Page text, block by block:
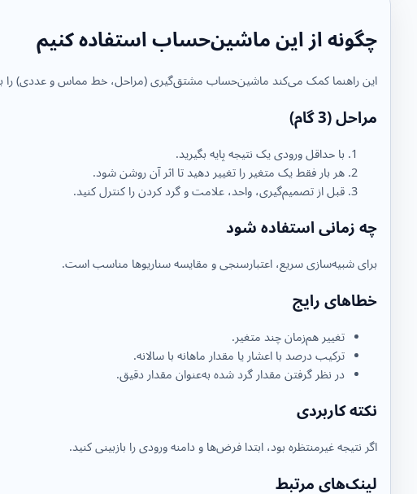
چگونه از این ماشین‌حساب استفاده کنیم
این راهنما کمک می‌کند ماشین‌حساب مشتق‌گیری (مراحل، خط مماس و عددی) را با
مراحل (3 گام)
با حداقل ورودی یک نتیجه پایه بگیرید.
هر بار فقط یک متغیر را تغییر دهید تا اثر آن روشن شود.
قبل از تصمیم‌گیری، واحد، علامت و گرد کردن را کنترل کنید.
چه زمانی استفاده شود
برای شبیه‌سازی سریع، اعتبارسنجی و مقایسه سناریوها مناسب است.
خطاهای رایج
تغییر هم‌زمان چند متغیر.
ترکیب درصد با اعشار یا مقدار ماهانه با سالانه.
در نظر گرفتن مقدار گرد شده به‌عنوان مقدار دقیق.
نکته کاربردی
اگر نتیجه غیرمنتظره بود، ابتدا فرض‌ها و دامنه ورودی را بازبینی کنید.
لینک‌های مرتبط